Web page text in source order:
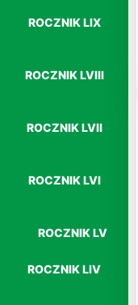
ROCZNIK LIX
ROCZNIK LVIII
ROCZNIK LVII
ROCZNIK LVI
ROCZNIK LV
ROCZNIK LIV